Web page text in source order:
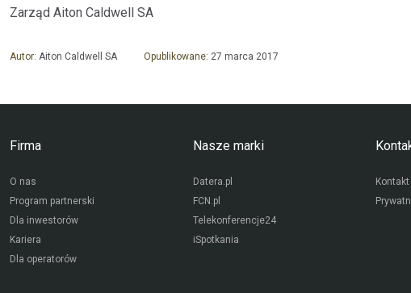
Zarząd Aiton Caldwell SA
Autor: Aiton Caldwell SA Opublikowane: 27 marca 2017
Firma
O nas
Program partnerski
Dla inwestorów
Kariera
Dla operatorów
Nasze marki
Datera.pl
FCN.pl
Telekonferencje24
iSpotkania
Kontakt